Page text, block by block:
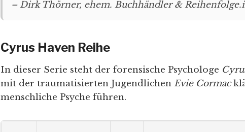
– Dirk Thörner, ehem. Buchhändler &
Cyrus Haven Reihe
In dieser Serie steht der forensische Psychologe
mit der traumatisierten Jugendlichen Evie Cormac
menschliche Psyche führen.